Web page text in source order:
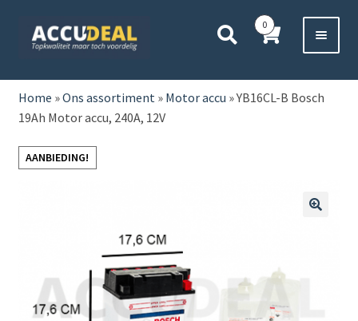
door
naar
direct
naar
HOME
AUTO
BOOT
VRACHTWAGEN
Home »Ons assortiment» Motor accu »YB16CL-B Bosch
19Ah Motor accu, 240A, 12V
AANBIEDING!
0